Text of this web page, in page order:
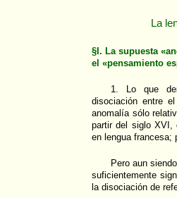
La
§I. La supuesta
el «pensamiento
1. Lo que
disociación entre
anomalía sólo
partir del siglo XVI,
en lengua francesa;
Pero aun
suficientemente
la disociación de